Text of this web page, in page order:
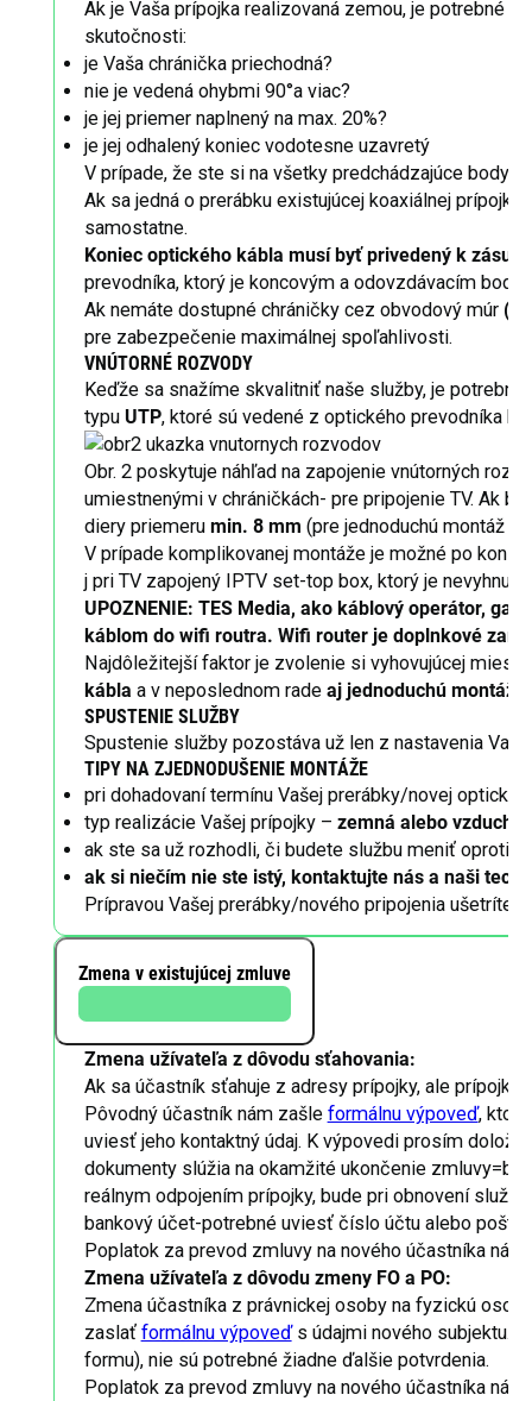
Ak je Vaša prípojka realizovaná zemou, je potrebné
skutočnosti:
je Vaša chránička priechodná?
nie je vedená ohybmi 90°a viac?
je jej priemer naplnený na max. 20%?
je jej odhalený koniec vodotesne uzavretý
V prípade, že ste si na všetky predchádzajúce body
Ak sa jedná o prerábku existujúcej koaxiálnej
samostatne.
Koniec optického kábla musí byť privedený k
prevodníka, ktorý je koncovým a odovzdávacím
Ak nemáte dostupné chráničky cez obvodový múr
pre zabezpečenie maximálnej spoľahlivosti.
VNÚTORNÉ ROZVODY
Keďže sa snažíme skvalitniť naše služby, je
typu UTP, ktoré sú vedené z optického prevodníka
Obr. 2 poskytuje náhľad na zapojenie vnútorných
umiestnenými v chráničkách- pre pripojenie TV. Ak
diery priemeru min. 8 mm (pre jednoduchú montáž
V prípade komplikovanej montáže je možné po
j pri TV zapojený IPTV set-top box, ktorý je
UPOZNENIE: TES Media, ako káblový operátor,
káblom do wifi routra. Wifi router je doplnkové
Najdôležitejší faktor je zvolenie si vyhovujúcej
kábla a v neposlednom rade aj jednoduchú montáž
SPUSTENIE SLUŽBY
Spustenie služby pozostáva už len z nastavenia
TIPY NA ZJEDNODUŠENIE MONTÁŽE
pri dohadovaní termínu Vašej prerábky/novej
typ realizácie Vašej prípojky – zemná alebo
ak ste sa už rozhodli, či budete službu meniť oproti
ak si niečím nie ste istý, kontaktujte nás a naši
Prípravou Vašej prerábky/nového pripojenia ušetríte
Zmena v existujúcej zmluve
Zmena užívateľa z dôvodu sťahovania:
Ak sa účastník sťahuje z adresy prípojky, ale
Pôvodný účastník nám zašle formálnu výpoveď,
uviesť jeho kontaktný údaj. K výpovedi prosím
dokumenty slúžia na okamžité ukončenie
reálnym odpojením prípojky, bude pri obnovení
bankový účet-potrebné uviesť číslo účtu alebo
Poplatok za prevod zmluvy na nového účastníka
Zmena užívateľa z dôvodu zmeny FO a PO:
Zmena účastníka z právnickej osoby na fyzickú
zaslať formálnu výpoveďs údajmi nového subjektu.
formu), nie sú potrebné žiadne ďalšie potvrdenia.
Poplatok za prevod zmluvy na nového účastníka